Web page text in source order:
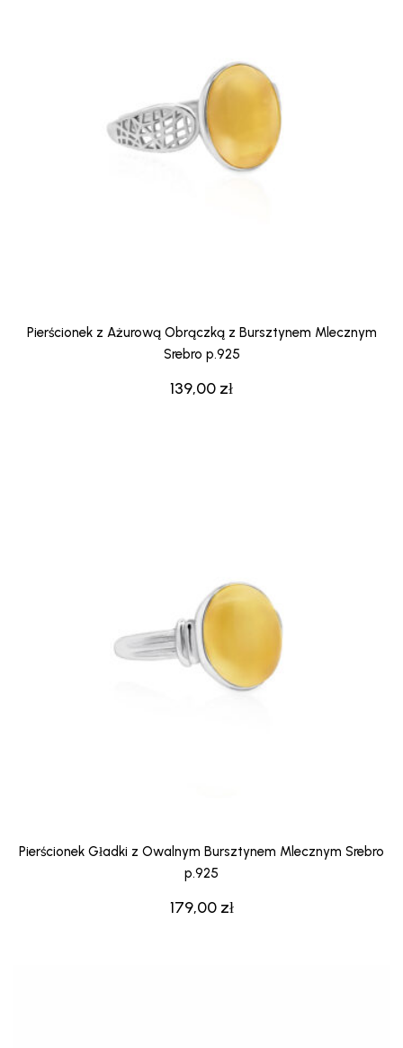
139,00 zł
Pierścionek z Ażurową Obrączką z Bursztynem Mlecznym
Srebro p.925
179,00 zł
Pierścionek Gładki z Owalnym Bursztynem Mlecznym Srebro
p.925